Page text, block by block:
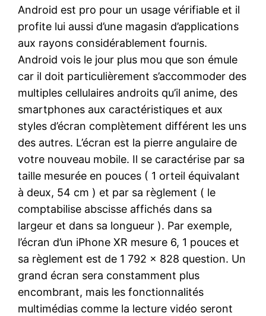
Android est pro pour un usage vérifiable et il
profite lui aussi d’une magasin d’applications
aux rayons considérablement fournis.
Android vois le jour plus mou que son émule
car il doit particulièrement s’accommoder des
multiples cellulaires androits qu’il anime, des
smartphones aux caractéristiques et aux
styles d’écran complètement différent les uns
des autres. L’écran est la pierre angulaire de
votre nouveau mobile. Il se caractérise par sa
taille mesurée en pouces ( 1 orteil équivalant
à deux, 54 cm ) et par sa règlement ( le
comptabilise abscisse affichés dans sa
largeur et dans sa longueur ). Par exemple,
l’écran d’un iPhone XR mesure 6, 1 pouces et
sa règlement est de 1 792 x 828 question. Un
grand écran sera constamment plus
encombrant, mais les fonctionnalités
multimédias comme la lecture vidéo seront